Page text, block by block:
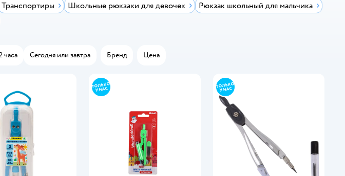
Транспортиры Школьные рюкзаки для девочек
Рюкзак школьный для мальчика
часа Сегодня или завтра Бренд Цена